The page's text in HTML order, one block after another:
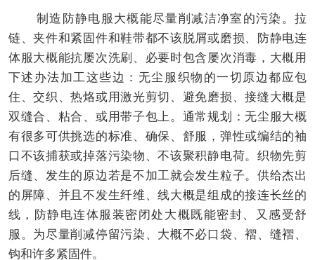
制造防静电服大概能尽量削减洁净室的污染。拉
链、夹件和紧固件和鞋带都不该脱屑或磨损、防静电连
体服大概能抗屡次洗刷、必要时包含屡次消毒，大概用
下述办法加工这些边：无尘服织物的一切原边都应包
住、交织、热烙或用激光剪切、避免磨损、接缝大概是
双缝合、粘合、或用带子包上。通常规划：无尘服大概
有很多可供挑选的标准、确保、舒服，弹性或编结的袖
口不该捕获或掉落污染物、不该聚积静电荷。织物先剪
后缝、发生的原边若是不加工就会发生粒子。供给杰出
的屏障、并且不发生纤维、线大概是组成的接连长丝的
线，防静电连体服装密闭处大概既能密封、又感受舒
服。为尽量削减停留污染、大概不必口袋、褶、缝褶、
钩和许多紧固件。